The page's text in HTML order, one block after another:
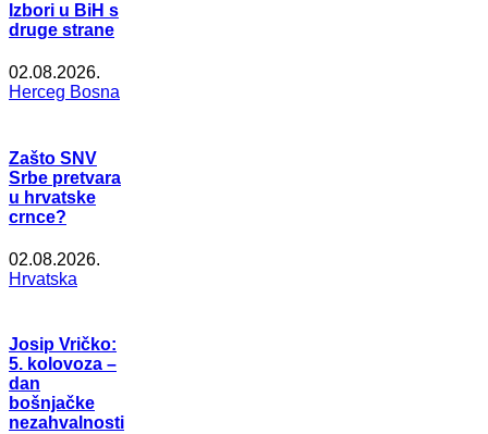
Izbori u BiH s
druge strane
02.08.2026.
Herceg Bosna
Zašto SNV
Srbe pretvara
u hrvatske
crnce?
02.08.2026.
Hrvatska
Josip Vričko:
5. kolovoza –
dan
bošnjačke
nezahvalnosti